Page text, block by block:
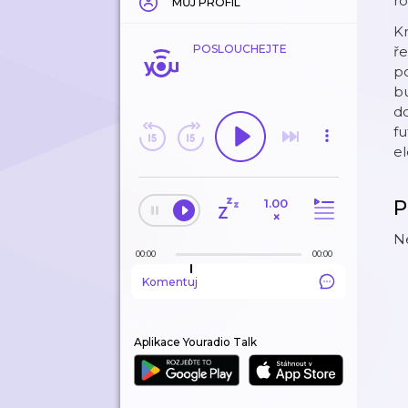
POSLOUCHEJTE
1.00
×
00:00 00:00
Komentuj
Aplikace Youradio Talk